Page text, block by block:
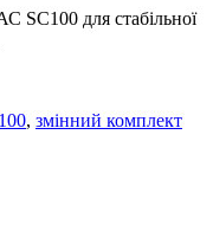
SC100 для стабільної
, змінний комплект